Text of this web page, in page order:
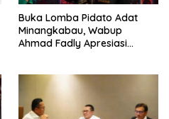
Buka Lomba Pidato Adat
Minangkabau, Wabup
Ahmad Fadly Apresiasi